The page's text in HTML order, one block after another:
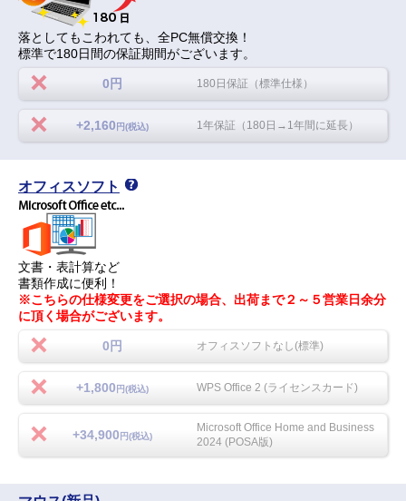
落としてもこわれても、全PC無償交換！
標準で180日間の保証期間がございます。
0円 180日保証（標準仕様）
+2,160 円(税込) 1年保証（180日→1年間に延長）
オフィスソフト
文書・表計算など
書類作成に便利！
※こちらの仕様変更をご選択の場合、出荷まで２～５営業日余分
に頂く場合がございます。
0円 オフィスソフトなし(標準)
+1,800 円(税込) WPS Office 2 (ライセンスカード)
+34,900 円(税込)
Microsoft Office Home and Business
2024 (POSA版)